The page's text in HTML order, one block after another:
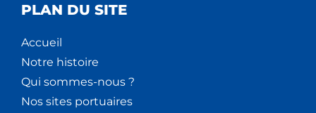
PLAN DU SITE
Accueil
Notre histoire
Qui sommes-nous ?
Nos sites portuaires